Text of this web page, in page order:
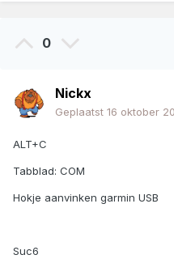
0
Nickx
Geplaatst 16 oktober
ALT+C
Tabblad: COM
Hokje aanvinken garmin USB
Suc6